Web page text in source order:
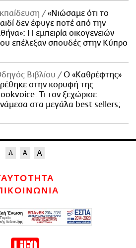
«Νιώσαμε ότι το
δεν έφυγε ποτέ από την
Η εμπειρία οικογενειών
επέλεξαν σπουδές στην Κύπρο
Βιβλίου
Ο «Καθρέφτης»
στην κορυφή της
Τι τον ξεχώρισε
στα μεγάλα best sellers;